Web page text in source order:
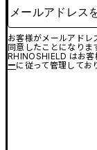
メールアドレス
お客様がメールアドレ
同意したことになりま
RHINOSHIELD はお
ーに従って管理してお